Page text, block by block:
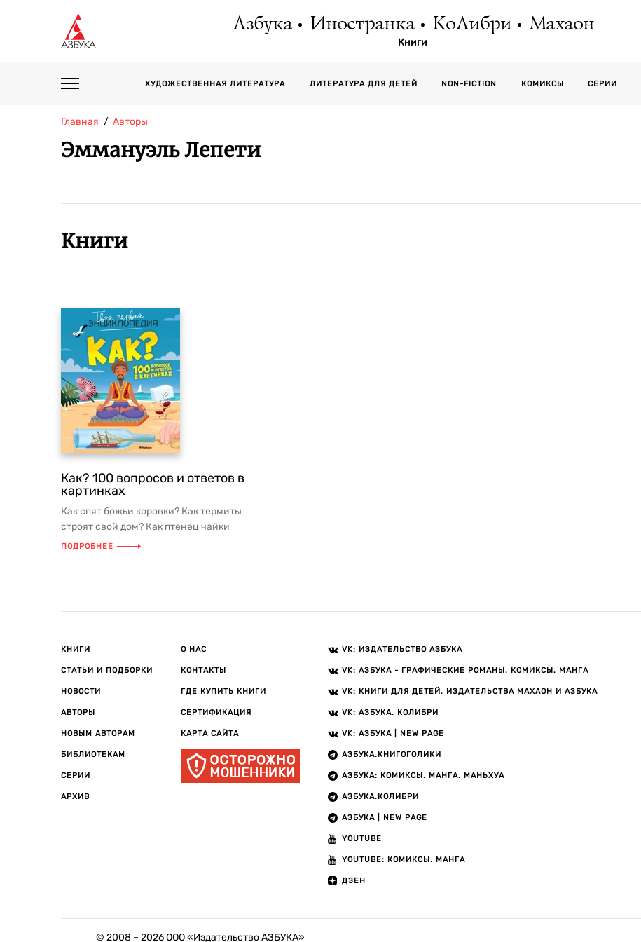
Азбука Иностранка КоЛибри Махаон
Книги
ХУДОЖЕСТВЕННАЯ ЛИТЕРАТУРА ЛИТЕРАТУРА ДЛЯ ДЕТЕЙ NON-FICTION КОМИКСЫ СЕРИИ
Главная Авторы
Эммануэль Лепети
Книги
Как? 100 вопросов и ответов в
картинках
Как спят божьи коровки? Как термиты
строят свой дом? Как птенец чайки
защищается от врагов, когда ро...
ПОДРОБНЕЕ
КНИГИ
СТАТЬИ И ПОДБОРКИ
НОВОСТИ
АВТОРЫ
НОВЫМ АВТОРАМ
БИБЛИОТЕКАМ
СЕРИИ
АРХИВ
О НАС
КОНТАКТЫ
ГДЕ КУПИТЬ КНИГИ
СЕРТИФИКАЦИЯ
КАРТА САЙТА
VK: ИЗДАТЕЛЬСТВО АЗБУКА
VK: АЗБУКА - ГРАФИЧЕСКИЕ РОМАНЫ. КОМИКСЫ. МАНГА
VK: КНИГИ ДЛЯ ДЕТЕЙ. ИЗДАТЕЛЬСТВА МАХАОН И АЗБУКА
VK: АЗБУКА. КОЛИБРИ
VK: АЗБУКА | NEW PAGE
АЗБУКА.КНИГОГОЛИКИ
АЗБУКА: КОМИКСЫ. МАНГА. МАНЬХУА
АЗБУКА.КОЛИБРИ
АЗБУКА | NEW PAGE
YOUTUBE
YOUTUBE: КОМИКСЫ. МАНГА
ДЗЕН
© 2008 – 2026ООО «Издательство АЗБУКА»